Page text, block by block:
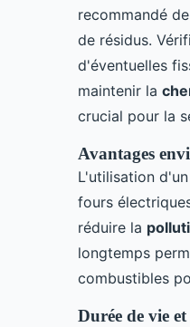
recommandé de
de résidus.
d'éventuelles
maintenir la
crucial pour la
Avantages
L'utilisation
fours
réduire la
longtemps
combustibles
Durée de vie